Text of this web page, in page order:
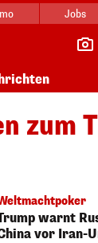
Jobs
zum
warnt
vor Iran-